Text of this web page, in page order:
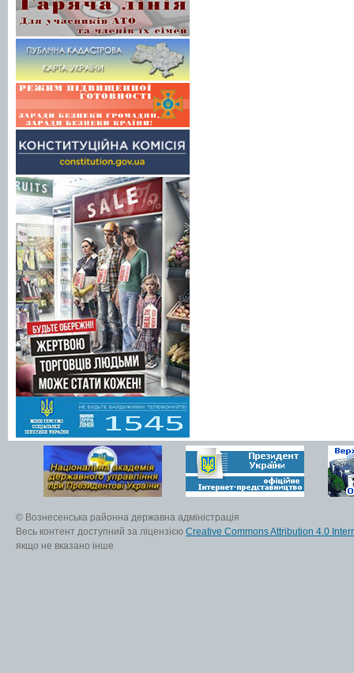
© Вознесенська районна державна адміністрація
Весь контент доступний за ліцензією Creative Commons Attribution 4.0
якщо не вказано інше